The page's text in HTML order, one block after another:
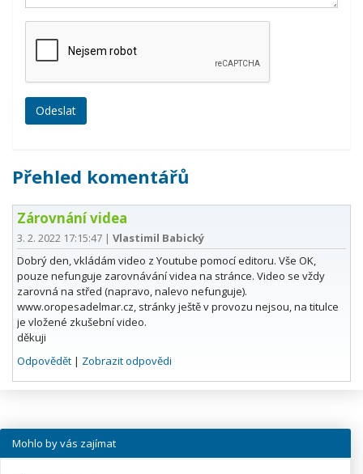
Přehled komentářů
Zárovnání videa
3. 2. 2022 17:15:47 | Vlastimil Babický
Dobrý den, vkládám video z Youtube pomocí editoru. Vše OK,
pouze nefunguje zarovnávání videa na stránce. Video se vždy
zarovná na střed (napravo, nalevo nefunguje).
www.oropesadelmar.cz, stránky ještě v provozu nejsou, na titulce
je vložené zkušební video.
děkuji
Odpovědět | Zobrazit odpovědi
Mohlo by vás zajímat